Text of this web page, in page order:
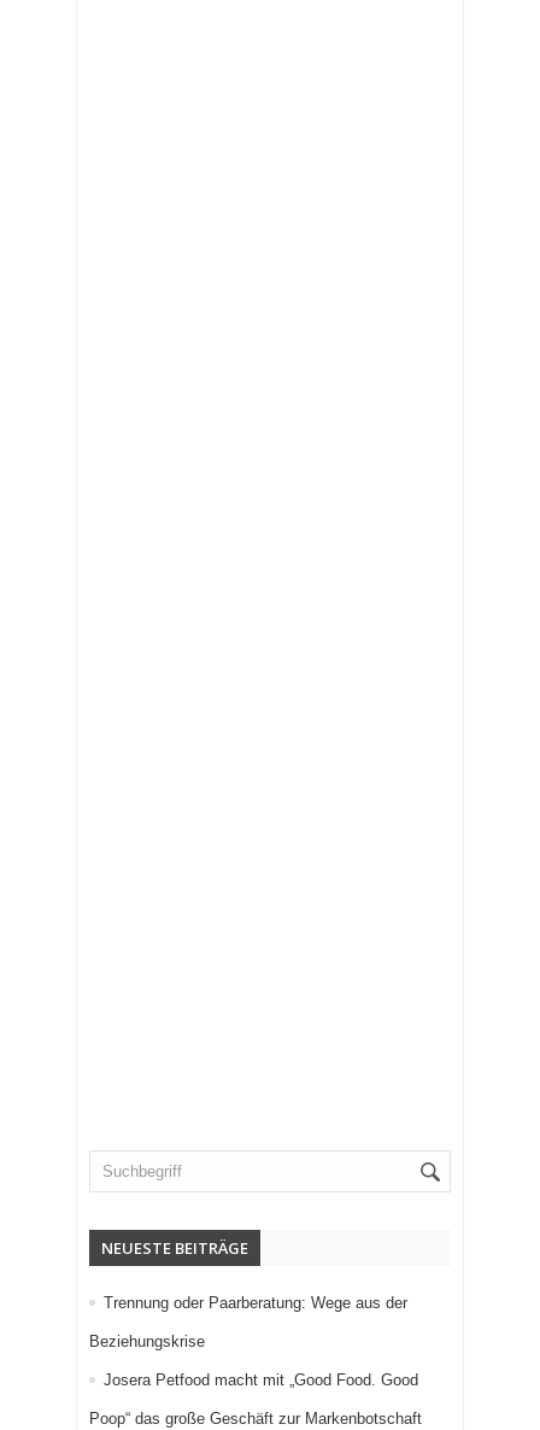
NEUESTE BEITRÄGE
Trennung oder Paarberatung: Wege aus der
Beziehungskrise
Josera Petfood macht mit „Good Food. Good
Poop“ das große Geschäft zur Markenbotschaft